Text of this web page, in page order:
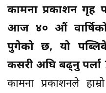
कामना प्रकाशन गृह
आज ४० औं
पुगेको छ, यो
कसरी अघि बढ्नु पर्ला
कामना प्रकाशनले